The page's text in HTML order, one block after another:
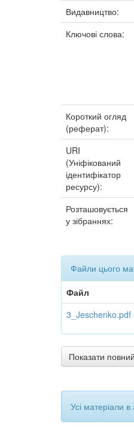
Видавництво:
Ключові слова:
Короткий огляд
(реферат):
URI
(Уніфікований
ідентифікатор
ресурсу):
Розташовується
у зібраннях:
Файли цього
Файл
3_Jeschenko.pdf
Показати
Усі матеріали